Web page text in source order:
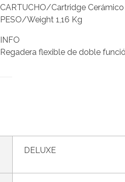
CARTUCHO/Cartridge
PESO/Weight 1,16 Kg
INFO
Regadera flexible de doble
DELUXE